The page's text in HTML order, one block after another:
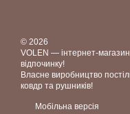
© 2026
VOLEN — інтернет-
відпочинку!
Власне виробництво
ковдр та рушників!
Мобільна версія